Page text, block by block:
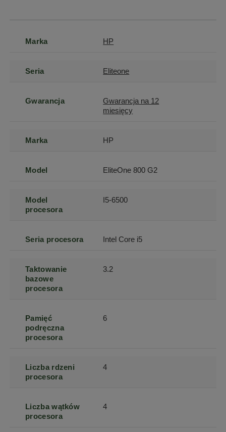
Marka HP
Seria Eliteone
Gwarancja
Gwarancja na 12
miesięcy
Marka HP
Model EliteOne 800 G2
Model
procesora
I5-6500
Seria procesora Intel Core i5
Taktowanie
bazowe
procesora
3.2
Pamięć
podręczna
procesora
6
Liczba rdzeni
procesora
4
Liczba wątków
procesora
4